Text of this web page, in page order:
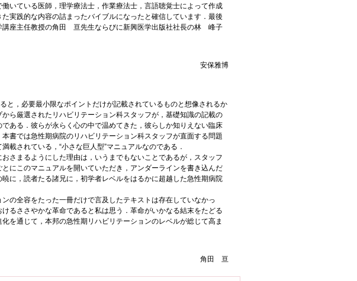
いている医師，理学療法士，作業療法士，言語聴覚士によって作成
実践的な内容の詰まったバイブルになったと確信しています．最後
講座主任教授の角田 亘先生ならびに新興医学出版社社長の林 峰子
安保雅博
と，必要最小限なポイントだけが記載されているものと想像されるか
ら厳選されたリハビリテーション科スタッフが，基礎知識の記載の
ある．彼らが永らく心の中で温めてきた，彼らしか知りえない臨床
書では急性期病院のリハビリテーション科スタッフが直面する問題
載されている，“小さな巨人型”マニュアルなのである．
さまるようにした理由は，いうまでもないことであるが，スタッフ
にこのマニュアルを開いていただき，アンダーラインを書き込んだ
に，読者たる諸兄に，初学者レベルをはるかに超越した急性期病院
の全容をたった一冊だけで言及したテキストは存在していなかっ
るささやかな革命であると私は思う．革命がいかなる結末をたどる
を通じて，本邦の急性期リハビリテーションのレベルが総じて高ま
角田 亘